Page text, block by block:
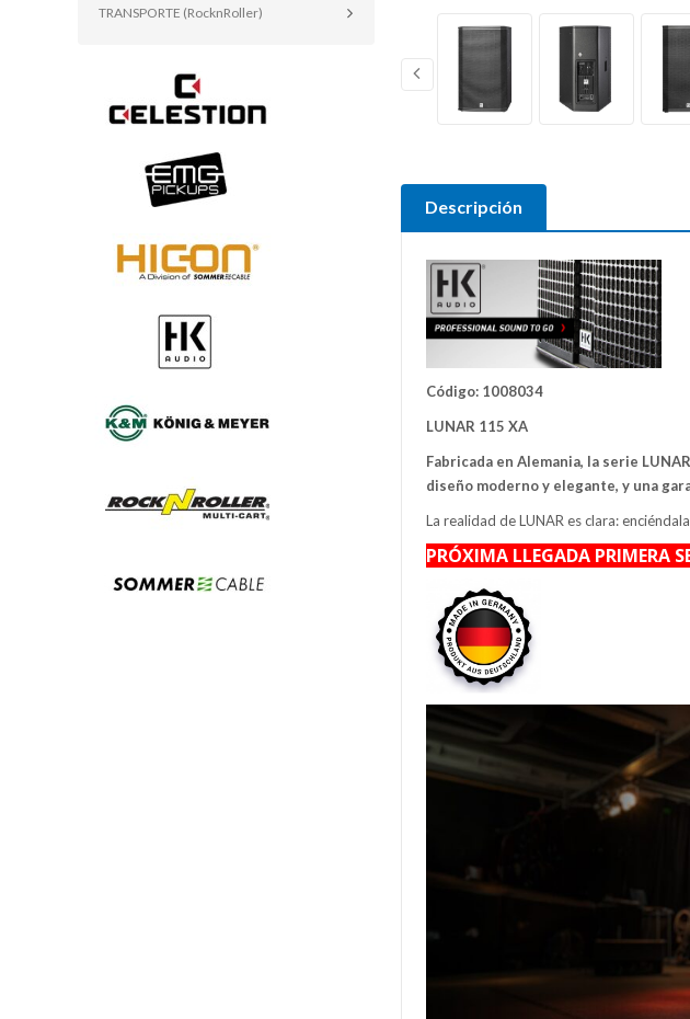
TRANSPORTE (RocknRoller)
Descripción
Código: 1008034
LUNAR 115 XA
Fabricada en Alemania, la serie
diseño moderno y elegante, y una
La realidad de LUNAR es clara:
PRÓXIMA LLEGADA PRIMERA